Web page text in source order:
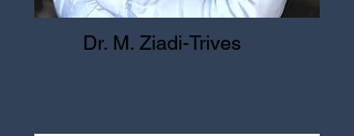
Dr. M. Ziadi-Trives